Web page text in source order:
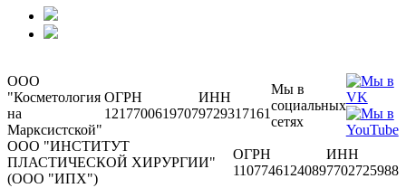
ООО
"Косметология
на
Марксистской"
ОГРН
1217700619707
ИНН
9729317161
Мы в
социальных
сетях
ООО "ИНСТИТУТ
ПЛАСТИЧЕСКОЙ ХИРУРГИИ"
(ООО "ИПХ")
ОГРН
1107746124089
ИНН
7702725988